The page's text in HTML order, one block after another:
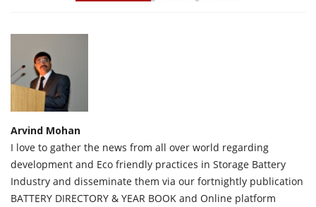
Arvind Mohan
I love to gather the news from all over world regarding
development and Eco friendly practices in Storage Battery
Industry and disseminate them via our fortnightly publication
BATTERY DIRECTORY & YEAR BOOK and Online platform